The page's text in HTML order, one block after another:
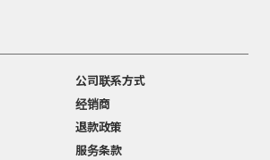
公司联系方式
经销商
退款政策
服务条款